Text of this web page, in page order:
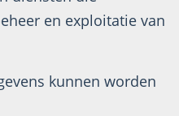
en exploitatie van
kunnen worden